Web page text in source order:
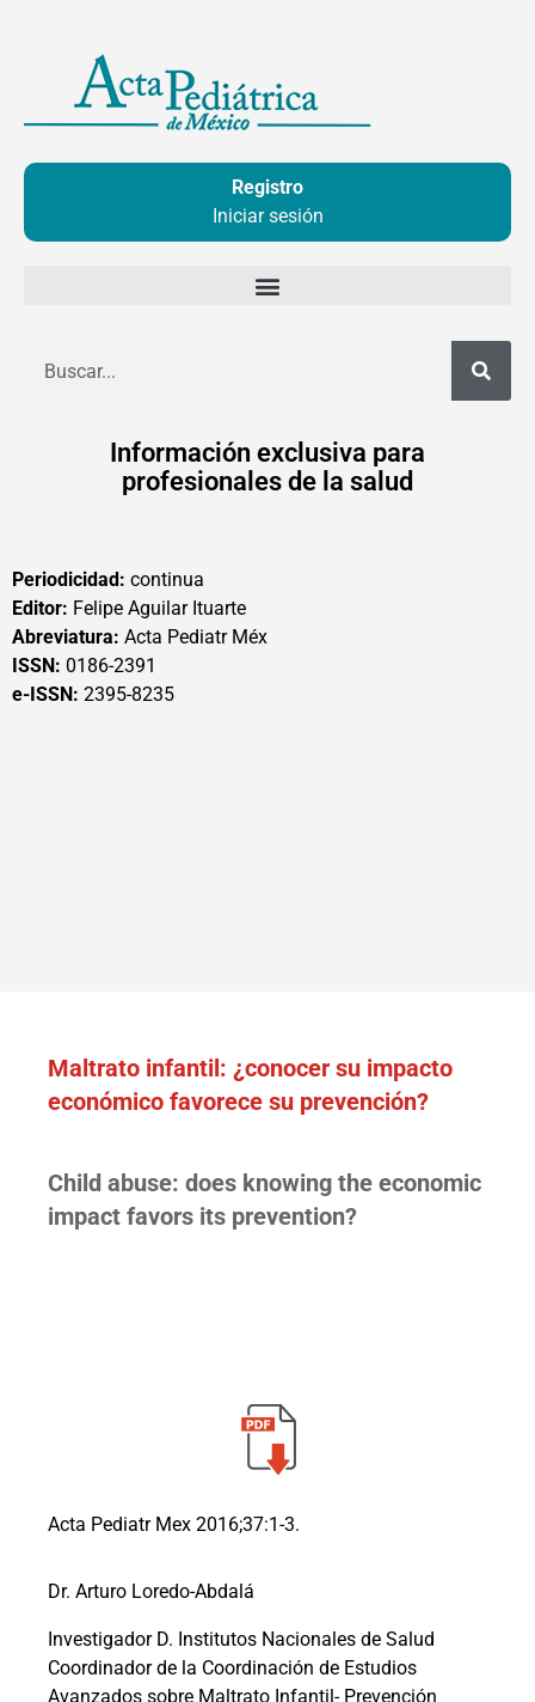
contenido
Registro
Iniciar sesión
Información exclusiva para
profesionales de la salud
Periodicidad: continua
Editor: Felipe Aguilar Ituarte
Abreviatura: Acta Pediatr Méx
ISSN: 0186-2391
e-ISSN: 2395-8235
Maltrato infantil: ¿conocer su impacto
económico favorece su prevención?
Child abuse: does knowing the economic
impact favors its prevention?
Acta Pediatr Mex 2016;37:1-3.
Dr. Arturo Loredo-Abdalá
Investigador D. Institutos Nacionales de Salud
Coordinador de la Coordinación de Estudios
Avanzados sobre Maltrato Infantil- Prevención